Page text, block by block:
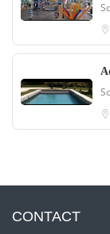
CONTACT